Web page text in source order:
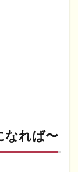
なれば〜